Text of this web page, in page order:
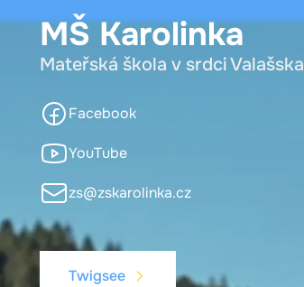
MŠ Karolinka
Mateřská škola v srdci Valašska
Facebook
YouTube
zs@zskarolinka.cz
Twigsee